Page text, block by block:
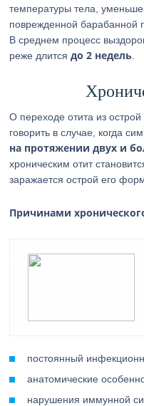
температуры тела,
поврежденной барабанной
В среднем процесс
реже длитсядо 2 недель
О переходе отита из
говорить в случае, когда
на протяжении двух и
хроническим отит
заражается острой его
Причинами
постоянный
анатомические
нарушения иммунной